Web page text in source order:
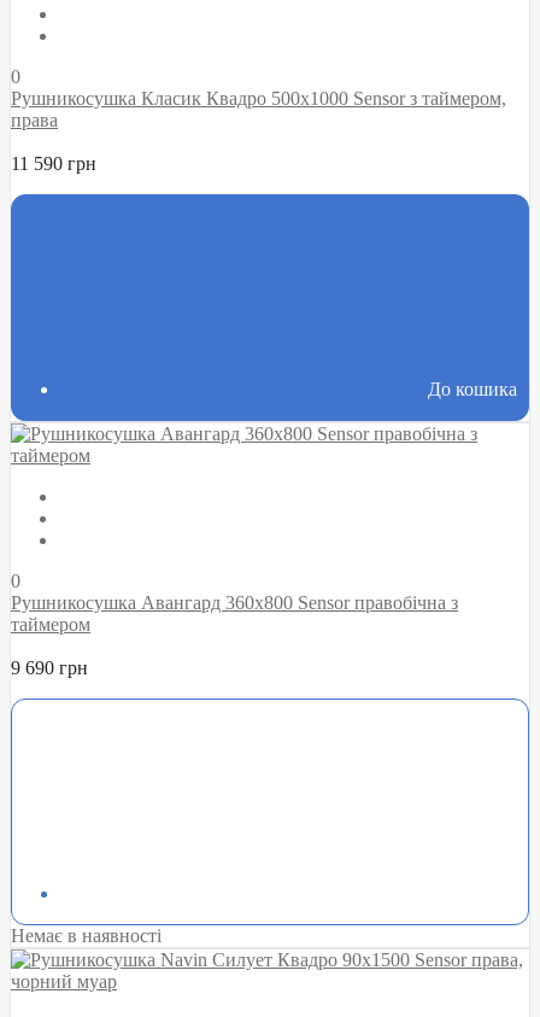
0
Рушникосушка Класик Квадро 500х1000 Sensor з таймером,
права
11 590 грн
До кошика
0
Рушникосушка Авангард 360х800 Sensor правобічна з
таймером
9 690 грн
Немає в наявності